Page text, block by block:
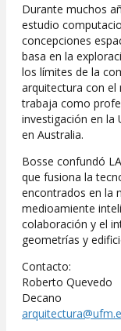
Durante muchos
estudio
concepciones
basa en la
los límites de la
arquitectura con el
trabaja como
investigación en la
en Australia.
Bosse confundó
que fusiona la
encontrados en la
medioamiente
colaboración y el
geometrías y
Contacto:
Roberto Quevedo
Decano